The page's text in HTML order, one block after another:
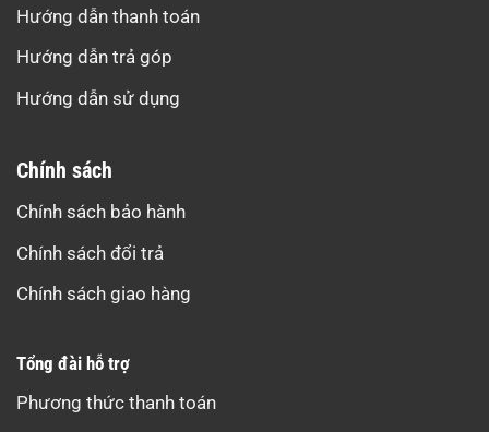
Hướng dẫn thanh toán
Hướng dẫn trả góp
Hướng dẫn sử dụng
Chính sách
Chính sách bảo hành
Chính sách đổi trả
Chính sách giao hàng
Tổng đài hỗ trợ
Phương thức thanh toán